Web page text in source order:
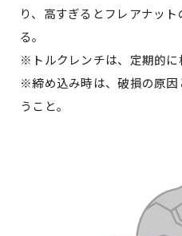
り、高すぎるとフレアナッ
る。
※ トルクレンチは、定期的に
※締め込み時は、破損の原
うこと。